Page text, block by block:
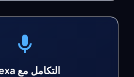
التكامل مع Alexa